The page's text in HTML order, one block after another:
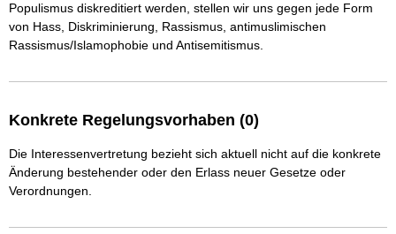
Populismus diskreditiert werden, stellen wir uns gegen jede Form
von Hass, Diskriminierung, Rassismus, antimuslimischen
Rassismus/Islamophobie und Antisemitismus.
Konkrete Regelungsvorhaben (0)
Die Interessenvertretung bezieht sich aktuell nicht auf die konkrete
Änderung bestehender oder den Erlass neuer Gesetze oder
Verordnungen.